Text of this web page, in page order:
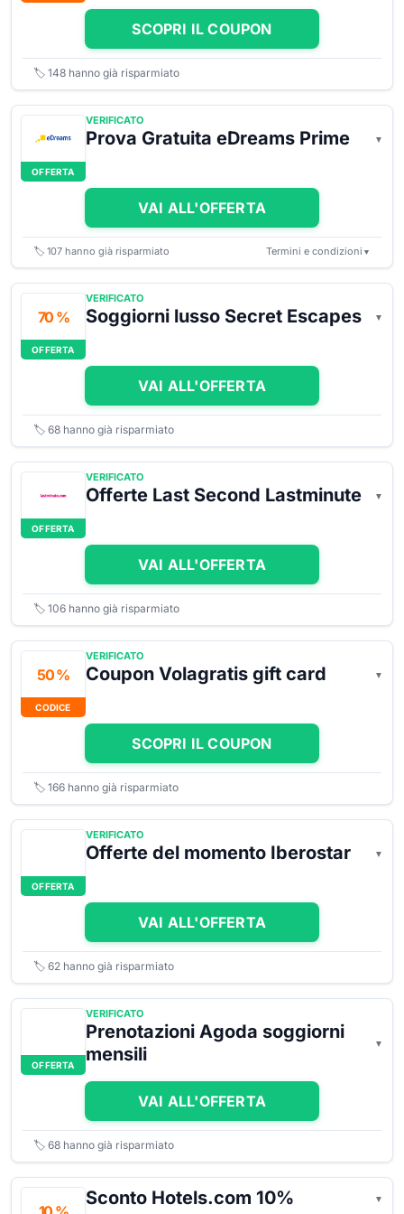
SCOPRI IL COUPON
🏷️ 148 hanno già risparmiato
OFFERTA
VERIFICATO
Prova Gratuita eDreams Prime
VAI ALL'OFFERTA
🏷️ 107 hanno già risparmiato Termini e condizioni ▼
70 %
OFFERTA
VERIFICATO
Soggiorni lusso Secret Escapes
VAI ALL'OFFERTA
🏷️ 68 hanno già risparmiato
OFFERTA
VERIFICATO
Offerte Last Second Lastminute
VAI ALL'OFFERTA
🏷️ 106 hanno già risparmiato
50 %
CODICE
VERIFICATO
Coupon Volagratis gift card
SCOPRI IL COUPON
🏷️ 166 hanno già risparmiato
OFFERTA
VERIFICATO
Offerte del momento Iberostar
VAI ALL'OFFERTA
🏷️ 62 hanno già risparmiato
OFFERTA
VERIFICATO
Prenotazioni Agoda soggiorni
mensili
VAI ALL'OFFERTA
🏷️ 68 hanno già risparmiato
Sconto Hotels.com 10%